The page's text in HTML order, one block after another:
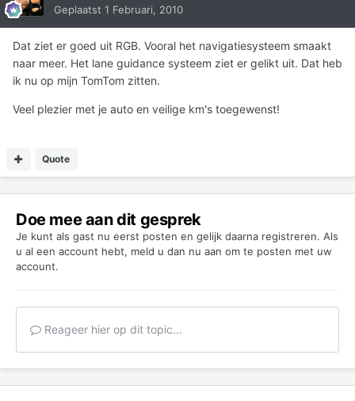
Geplaatst 1 Februari, 2010
Dat ziet er goed uit RGB. Vooral het navigatiesysteem smaakt
naar meer. Het lane guidance systeem ziet er gelikt uit. Dat heb
ik nu op mijn TomTom zitten.
Veel plezier met je auto en veilige km's toegewenst!
Quote
Doe mee aan dit gesprek
Je kunt als gast nu eerst posten en gelijk daarna registreren. Als
u al een account hebt, meld u dan nu aan om te posten met uw
account.
Reageer hier op dit topic...